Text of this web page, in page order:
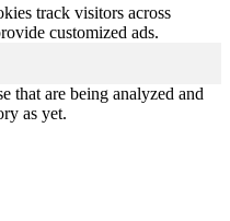
track visitors across
customized ads.
that are being analyzed and
as yet.